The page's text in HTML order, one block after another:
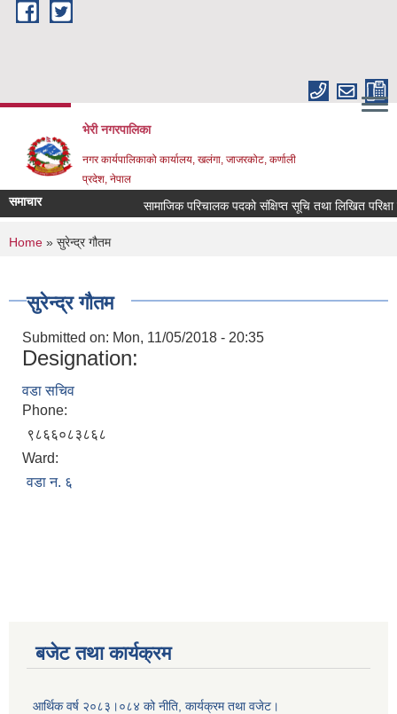
Skip to main content
भेरी नगरपालिका
नगर कार्यपालिकाको कार्यालय, खलंगा, जाजरकोट, कर्णाली
प्रदेश, नेपाल
समाचार सामाजिक परिचालक पदको संक्षिप्त सूचि तथा लिखित परिक्षा
You are here
Home » सुरेन्द्र गौतम
सुरेन्द्र गौतम
Submitted on: Mon, 11/05/2018 - 20:35
Designation:
वडा सचिव
Phone:
९८६६०८३८६८
Ward:
वडा न. ६
बजेट तथा कार्यक्रम
आर्थिक वर्ष २०८३।०८४ को नीति, कार्यक्रम तथा वजेट।